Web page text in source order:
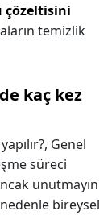
çözeltisini
temizlik
kaç kez
Genel
süreci
unutmayın
bireysel